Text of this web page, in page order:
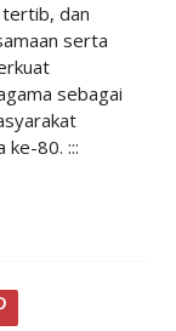
dan
serta
sebagai
ke-80. :::